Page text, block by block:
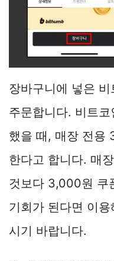
장바구니에 넣은
주문합니다. 비트
했을 때, 매장 전용
한다고 합니다. 매
것보다 3,000원 쿠
기회가 된다면 이
시기 바랍니다.